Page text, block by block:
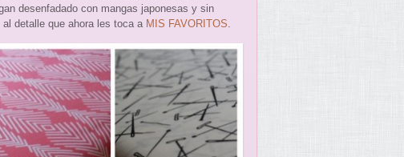
desenfadado con mangas japonesas y sin
detalle que ahora les toca a MIS FAVORITOS